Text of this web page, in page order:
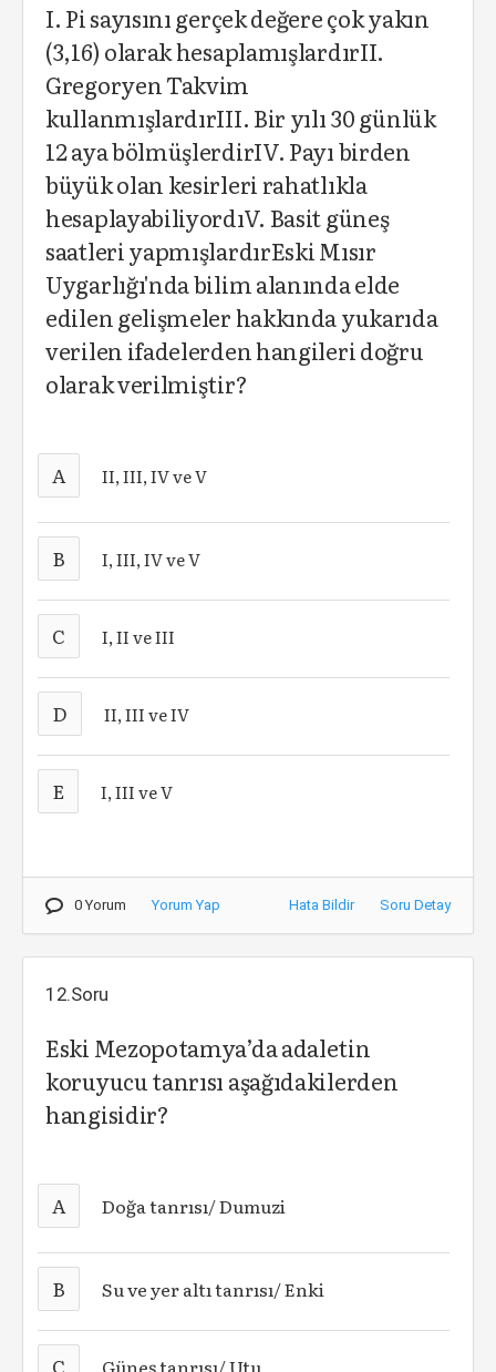
I. Pi sayısını gerçek değere çok yakın
(3,16) olarak hesaplamışlardırII.
Gregoryen Takvim
kullanmışlardırIII. Bir yılı 30 günlük
12 aya bölmüşlerdirIV. Payı birden
büyük olan kesirleri rahatlıkla
hesaplayabiliyordıV. Basit güneş
saatleri yapmışlardırEski Mısır
Uygarlığı'nda bilim alanında elde
edilen gelişmeler hakkında yukarıda
verilen ifadelerden hangileri doğru
olarak verilmiştir?
A II, III, IV ve V
B I, III, IV ve V
C I, II ve III
D II, III ve IV
E I, III ve V
0 Yorum Yorum Yap Hata Bildir Soru Detay
12.Soru
Eski Mezopotamya’da adaletin
koruyucu tanrısı aşağıdakilerden
hangisidir?
A Doğa tanrısı/ Dumuzi
B Su ve yer altı tanrısı/ Enki
C Güneş tanrısı/ Utu